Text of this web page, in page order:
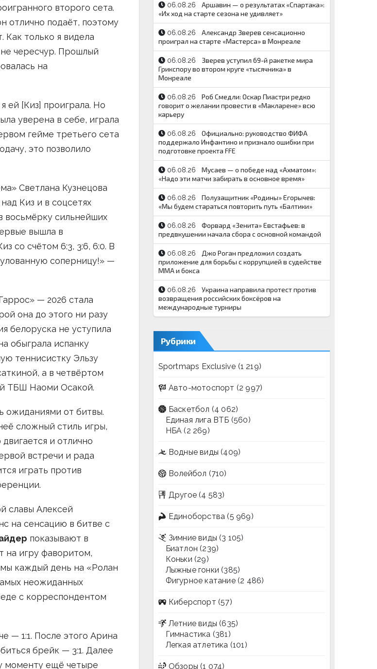
второго сета.
отлично подаёт, поэтому
Как только я видела
чересчур. Прошлый
на
ей [Киз] проиграла. Но
уверена в себе, играла
гейме третьего сета
это позволило
Светлана Кузнецова
Киз и в соцсетях
восьмёрку сильнейших
вышла в
со счётом 6:3, 3:6, 6:0. В
соперницу!» —
— 2026 стала
она до этого ни разу
белоруска не уступила
обыграла испанку
теннисистку Эльзу
а в четвёртом
ТБШ Наоми Осакой.
ожиданиями от битвы.
сложный стиль игры,
и отлично
встречи и рада
играть против
славы Алексей
на сенсацию в битве с
показывают в
на игру фаворитом,
каждый день на «Ролан
неожиданных
с корреспондентом
— 1:1. После этого Арина
брейк — 3:1. Далее
моменту ещё четыре
06.08.26
Аршавин — о результатах «Спартака»:
«Их ход на старте сезона не удивляет»
06.08.26
Александр Зверев сенсационно
проиграл на старте «Мастерса» в Монреале
06.08.26
Зверев уступил 69-й ракетке мира
Грикспору во втором круге «тысячника» в
Монреале
06.08.26
Роб Смедли: Оскар Пиастри редко
говорит о желании провести в «Макларене» всю
карьеру
06.08.26
Официально: руководство ФИФА
поддержало Инфантино и признало ошибки при
подготовке проекта FFE
06.08.26
Мусаев — о победе над «Ахматом»:
«Надо эти матчи забирать в основное время»
06.08.26
Полузащитник «Родины» Егорычев:
«Мы будем стараться повторить путь «Балтики»
06.08.26
Форвард «Зенита» Евстафьев: в
предвкушении начала сбора с основной командой
06.08.26
Джо Роган предложил создать
приложение для борьбы с коррупцией в судействе
MMA и бокса
06.08.26
Украина направила протест против
возвращения российских боксёров на
международные турниры
Рубрики
Sportmaps Exclusive (1 219)
Авто-мотоспорт (2 997)
Баскетбол (4 062)
Единая лига ВТБ (560)
НБА (2 269)
Водные виды (409)
Волейбол (710)
Другое (4 583)
Единоборства (5 969)
Зимние виды (3 105)
Биатлон (239)
Коньки (29)
Лыжные гонки (385)
Фигурное катание(2 486)
Киберспорт (57)
Летние виды (635)
Гимнастика (381)
Легкая атлетика (101)
Обзоры (1 074)